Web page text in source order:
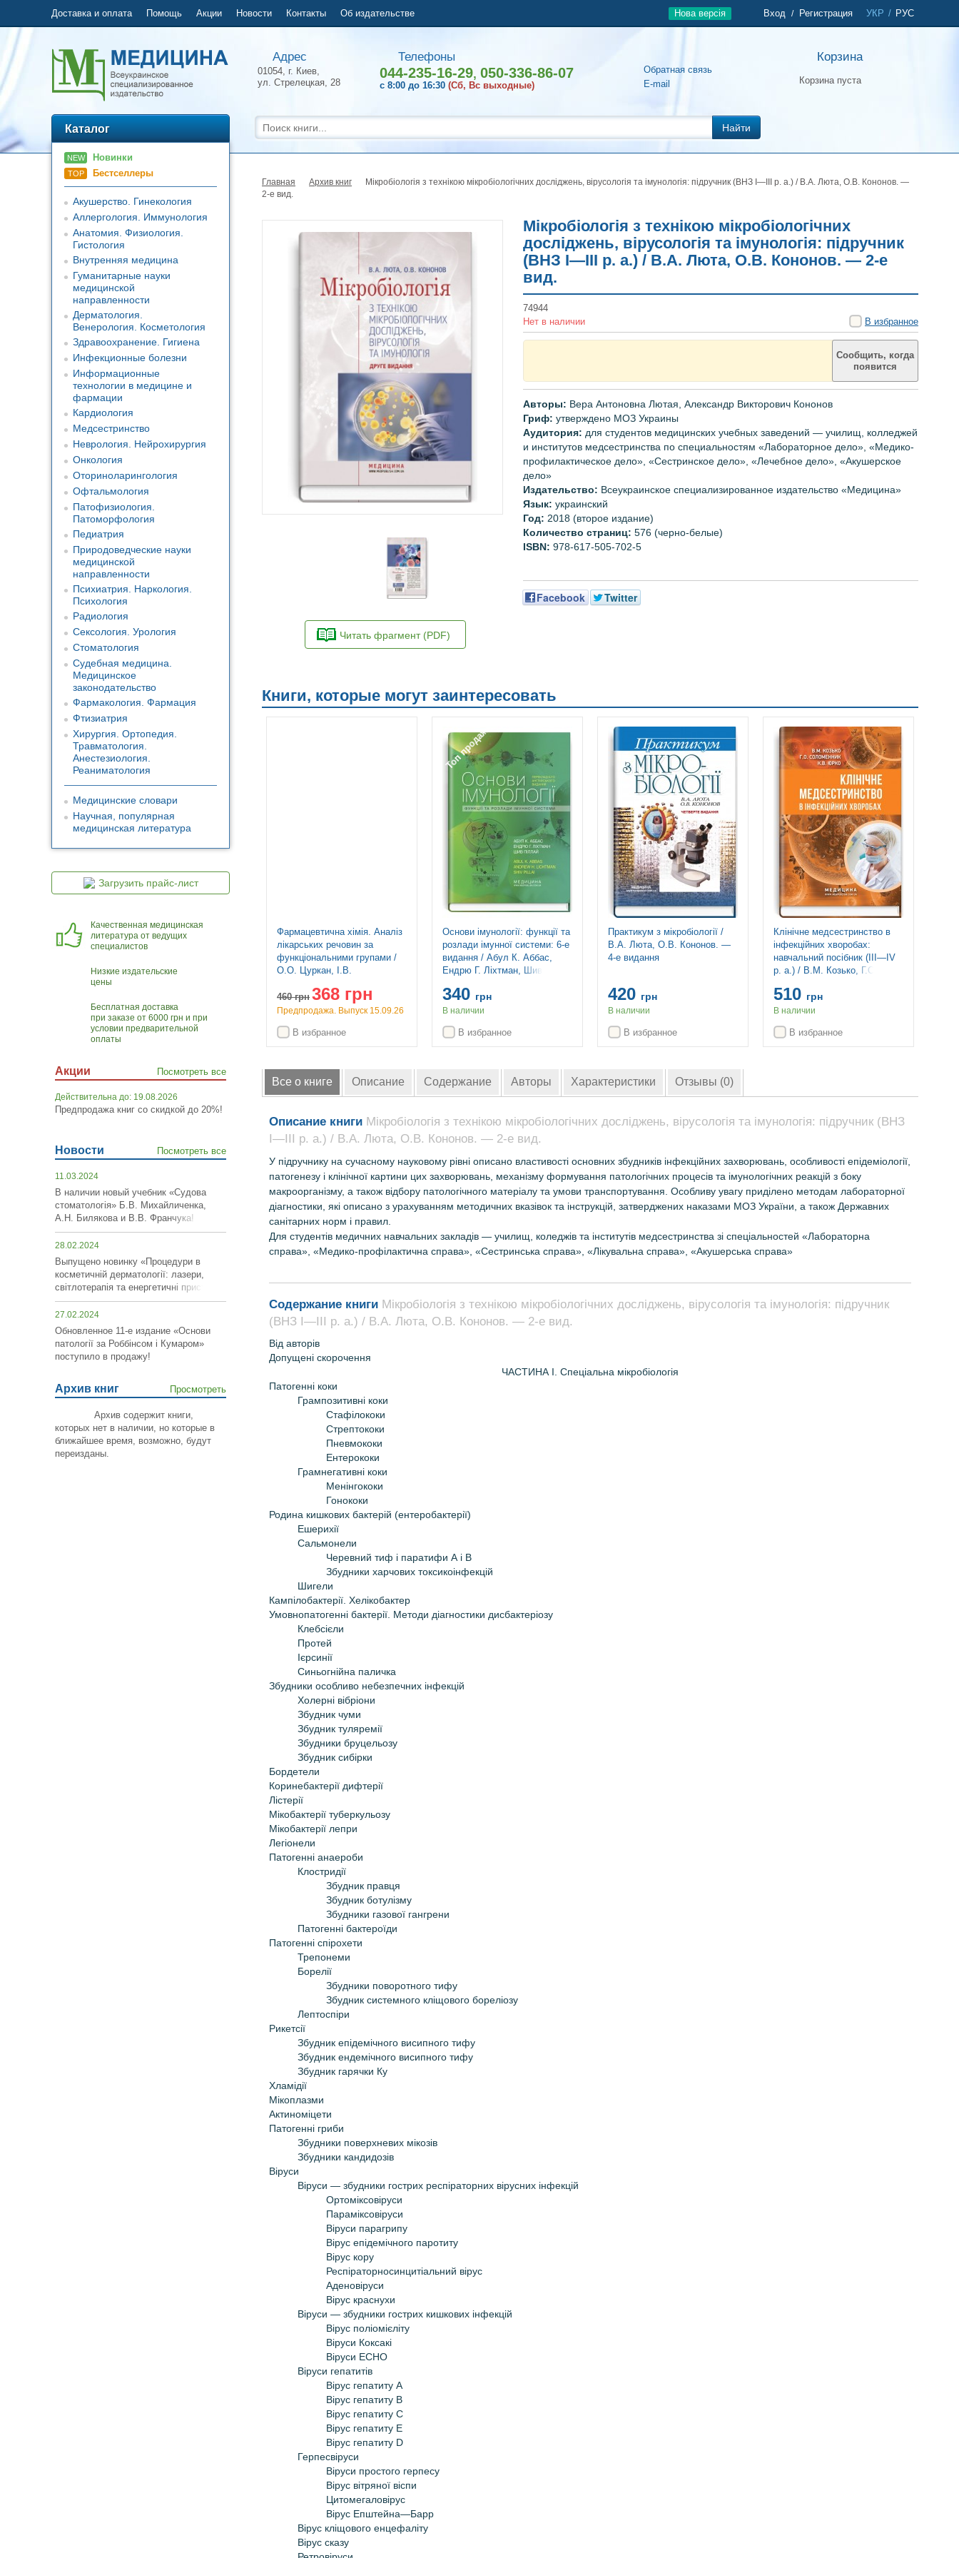
Доставка и оплата Помощь Акции Новости Контакты Об издательстве УКР / РУС
Вход / Регистрация
Нова версія
Адрес
01054, г. Киев,
ул. Стрелецкая, 28
Телефоны
044-235-16-29,050-336-86-07
с 8:00 до 16:30 (Сб, Вс выходные)
Обратная связь
E-mail
Корзина
Корзина пуста
Найти
Главная Архив книг
Мікробіологія з технікою мікробіологічних досліджень, вірусологія та імунологія: підручник (ВНЗ І—ІІІ р. а.) / В.А. Люта, О.В. Кононов. —
2-е вид.
Читать фрагмент (PDF)
Мікробіологія з технікою мікробіологічних
досліджень, вірусологія та імунологія: підручник
(ВНЗ І—ІІІ р. а.) / В.А. Люта, О.В. Кононов. — 2-е
вид.
74944
Нет в наличии
В избранное
Сообщить, когда
появится
Авторы: Вера Антоновна Лютая, Александр Викторович Кононов
Гриф: утверждено МОЗ Украины
Аудитория: для студентов медицинских учебных заведений — училищ, колледжей
и институтов медсестринства по специальностям «Лабораторное дело», «Медико-
профилактическое дело», «Сестринское дело», «Лечебное дело», «Акушерское
дело»
Издательство: Всеукраинское специализированное издательство «Медицина»
Язык: украинский
Год: 2018 (второе издание)
Количество страниц: 576 (черно-белые)
ISBN: 978-617-505-702-5
Facebook Twitter
Книги, которые могут заинтересовать
робіт /
А.В. Шляніна,
Топ продаж
Гістологія: підручник і атлас.
З основами клітинної та
видання: у 2 томах. Том 1 /
В наличии
В избранное
Фармацевтична хімія. Аналіз
лікарських речовин за
функціональними групами /
О.О. Цуркан, І.В.
Глушаченко. — 4-е видання
460грн 368 грн
Предпродажа. Выпуск 15.09.26
В избранное
Топ продаж
Основи імунології: функції та
розлади імунної системи: 6-е
видання / Абул К. Аббас,
Ендрю Г. Ліхтман, Шив
340 грн
В наличии
В избранное
Практикум з мікробіології /
В.А. Люта, О.В. Кононов. —
4-е видання
420 грн
В наличии
В избранное
Клінічне медсестринство в
інфекційних хворобах:
навчальний посібник (ІІІ—IV
р. а.) / В.М. Козько, Г.О.
510 грн
В наличии
В избранное
Все о книге Описание Содержание Авторы Характеристики Отзывы (0)
Описание книги Мікробіологія з технікою мікробіологічних досліджень, вірусологія та імунологія: підручник (ВНЗ
І—ІІІ р. а.) / В.А. Люта, О.В. Кононов. — 2-е вид.
У підручнику на сучасному науковому рівні описано властивості основних збудників інфекційних захворювань, особливості епідеміології,
патогенезу і клінічної картини цих захворювань, механізму формування патологічних процесів та імунологічних реакцій з боку
макроорганізму, а також відбору патологічного матеріалу та умови транспортування. Особливу увагу приділено методам лабораторної
діагностики, які описано з урахуванням методичних вказівок та інструкцій, затверджених наказами МОЗ України, а також Державних
санітарних норм і правил.
Для студентів медичних навчальних закладів — училищ, коледжів та інститутів медсестринства зі спеціальностей «Лабораторна
справа», «Медико-профілактична справа», «Сестринська справа», «Лікувальна справа», «Акушерська справа»
Содержание книги Мікробіологія з технікою мікробіологічних досліджень, вірусологія та імунологія: підручник
(ВНЗ І—ІІІ р. а.) / В.А. Люта, О.В. Кононов. — 2-е вид.
Від авторів
Допущені скорочення
ЧАСТИНА І. Спеціальна мікробіологія
Патогенні коки
Грампозитивні коки
Стафілококи
Стрептококи
Пневмококи
Ентерококи
Грамнегативні коки
Менінгококи
Гонококи
Родина кишкових бактерій (ентеробактерії)
Ешерихії
Сальмонели
Черевний тиф і паратифи А і В
Збудники харчових токсикоінфекцій
Шигели
Кампілобактерії. Хелікобактер
Умовно­патогенні бактерії. Методи діагностики дисбактеріозу
Клебсієли
Протей
Iєрсинії
Синьогнійна паличка
Збудники особливо небезпечних інфекцій
Холерні вібріони
Збудник чуми
Збудник туляремії
Збудники бруцельозу
Збудник сибірки
Бордетели
Коринебактерії дифтерії
Лістерії
Мікобактерії туберкульозу
Мікобактерії лепри
Легіонели
Патогенні анаероби
Клостридії
Збудник правця
Збудник ботулізму
Збудники газової гангрени
Патогенні бактероїди
Патогенні спірохети
Трепонеми
Борелії
Збудники поворотного тифу
Збудник системного кліщового бореліозу
Лептоспіри
Рикетсії
Збудник епідемічного висипного тифу
Збудник ендемічного висипного тифу
Збудник гарячки Ку
Хламідії
Мікоплазми
Актиноміцети
Патогенні гриби
Збудники поверхневих мікозів
Збудники кандидозів
Віруси
Віруси — збудники гострих респіраторних вірусних інфекцій
Ортоміксовіруси
Параміксовіруси
Віруси парагрипу
Вірус епідемічного паротиту
Вірус кору
Респіраторно­синцитіальний вірус
Аденовіруси
Вірус краснухи
Віруси — збудники гострих кишкових інфекцій
Вірус поліомієліту
Віруси Коксакі
Віруси ECHO
Віруси гепатитів
Вірус гепатиту А
Вірус гепатиту В
Вірус гепатиту С
Вірус гепатиту Е
Вірус гепатиту D
Герпесвіруси
Віруси простого герпесу
Вірус вітряної віспи
Цитомегаловірус
Вірус Епштейна—Барр
Вірус кліщового енцефаліту
Вірус сказу
Каталог
NEW Новинки
TOP Бестселлеры
Акушерство. Гинекология
Аллергология. Иммунология
Анатомия. Физиология.
Гистология
Внутренняя медицина
Гуманитарные науки
медицинской
направленности
Дерматология.
Венерология. Косметология
Здравоохранение. Гигиена
Инфекционные болезни
Информационные
технологии в медицине и
фармации
Кардиология
Медсестринство
Неврология. Нейрохирургия
Онкология
Оториноларингология
Офтальмология
Патофизиология.
Патоморфология
Педиатрия
Природоведческие науки
медицинской
направленности
Психиатрия. Наркология.
Психология
Радиология
Сексология. Урология
Стоматология
Судебная медицина.
Медицинское
законодательство
Фармакология. Фармация
Фтизиатрия
Хирургия. Ортопедия.
Травматология.
Анестезиология.
Реаниматология
Медицинские словари
Научная, популярная
медицинская литература
Загрузить прайс-лист
Качественная медицинская
литература от ведущих
специалистов
Низкие издательские
цены
Бесплатная доставка
при заказе от 6000 грн и при
условии предварительной
оплаты
Акции Посмотреть все
Действительна до: 19.08.2026
Предпродажа книг со скидкой до 20%!
Новости Посмотреть все
11.03.2024
В наличии новый учебник «Судова
стоматологія» Б.В. Михайличенка,
А.Н. Билякова и В.В. Франчука!
28.02.2024
Выпущено новинку «Процедури в
косметичній дерматології: лазери,
світлотерапія та енергетичні пристрої»!
27.02.2024
Обновленное 11-е издание «Основи
патології за Роббінсом і Кумаром»
поступило в продажу!
Архив книг Просмотреть
Архив содержит книги,
которых нет в наличии, но которые в
ближайшее время, возможно, будут
переизданы.